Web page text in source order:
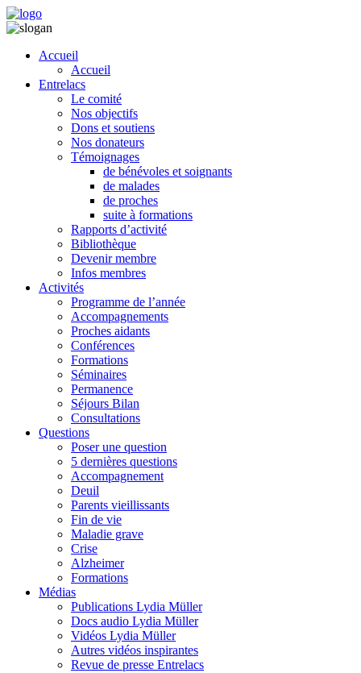
Accueil
Accueil
Entrelacs
Le comité
Nos objectifs
Dons et soutiens
Nos donateurs
Témoignages
de bénévoles et soignants
de malades
de proches
suite à formations
Rapports d’activité
Bibliothèque
Devenir membre
Infos membres
Activités
Programme de l’année
Accompagnements
Proches aidants
Conférences
Formations
Séminaires
Permanence
Séjours Bilan
Consultations
Questions
Poser une question
5 dernières questions
Accompagnement
Deuil
Parents vieillissants
Fin de vie
Maladie grave
Crise
Alzheimer
Formations
Médias
Publications Lydia Müller
Docs audio Lydia Müller
Vidéos Lydia Müller
Autres vidéos inspirantes
Revue de presse Entrelacs